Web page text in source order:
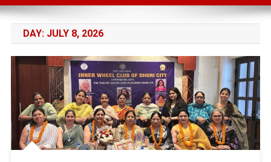
DAY: JULY 8, 2026